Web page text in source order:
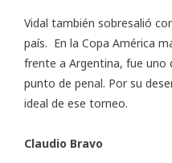
Vidal también sobresalió
país. En la Copa América
frente a Argentina, fue uno
punto de penal. Por su
ideal de ese torneo.
Claudio Bravo